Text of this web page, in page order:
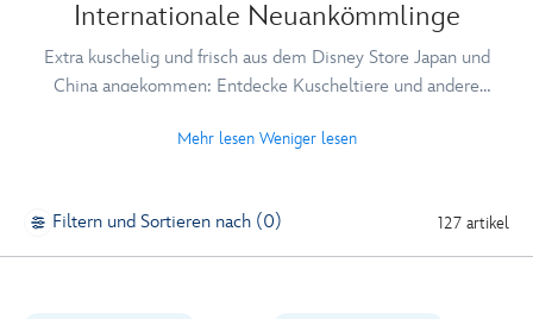
Internationale Neuankömmlinge
Extra kuschelig und frisch aus dem Disney Store Japan und
China angekommen: Entdecke Kuscheltiere und andere
Mehr lesen Weniger lesen
Filtern und Sortieren nach (0) 127 artikel